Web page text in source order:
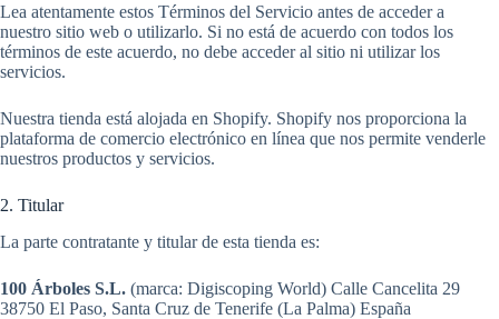
Lea atentamente estos Términos del Servicio antes de acceder a
nuestro sitio web o utilizarlo. Si no está de acuerdo con todos los
términos de este acuerdo, no debe acceder al sitio ni utilizar los
servicios.
Nuestra tienda está alojada en Shopify. Shopify nos proporciona la
plataforma de comercio electrónico en línea que nos permite venderle
nuestros productos y servicios.
2. Titular
La parte contratante y titular de esta tienda es:
100 Árboles S.L. (marca: Digiscoping World) Calle Cancelita 29
38750 El Paso, Santa Cruz de Tenerife (La Palma) España